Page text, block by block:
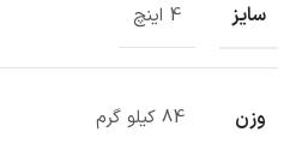
سایز 4 اینچ
وزن 84 کیلو گرم